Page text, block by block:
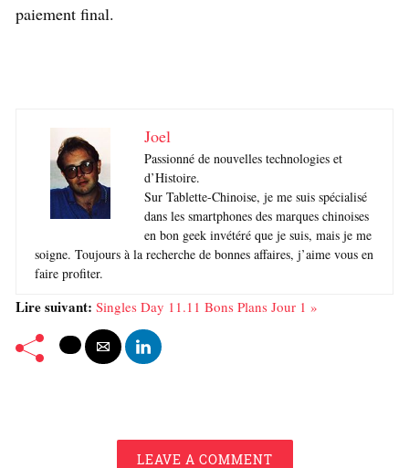
paiement final.
Joel
Passionné de nouvelles technologies et
d’Histoire.
Sur Tablette-Chinoise, je me suis spécialisé
dans les smartphones des marques chinoises
en bon geek invétéré que je suis, mais je me
soigne. Toujours à la recherche de bonnes affaires, j’aime vous en
faire profiter.
Lire suivant: Singles Day 11.11 Bons Plans Jour 1 »
LEAVE A COMMENT